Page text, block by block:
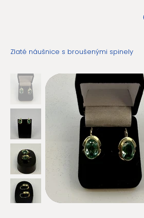
Zlaté náušnice s broušenými spinely